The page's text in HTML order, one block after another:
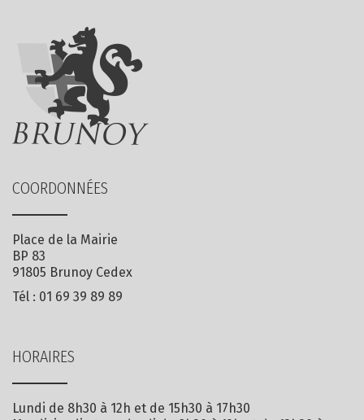
COORDONNÉES
Place de la Mairie
BP 83
91805 Brunoy Cedex
Tél : 01 69 39 89 89
HORAIRES
Lundi de 8h30 à 12h et de 15h30 à 17h30